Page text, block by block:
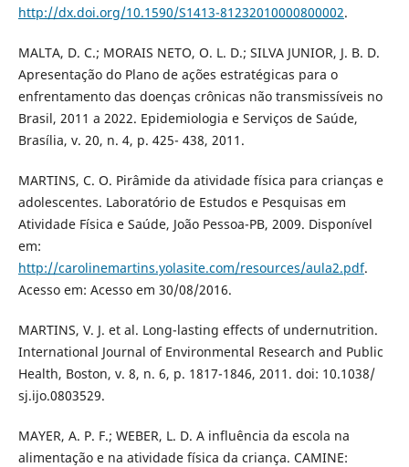
http://dx.doi.org/10.1590/S1413-81232010000800002.
MALTA, D. C.; MORAIS NETO, O. L. D.; SILVA JUNIOR, J. B. D.
Apresentação do Plano de ações estratégicas para o
enfrentamento das doenças crônicas não transmissíveis no
Brasil, 2011 a 2022. Epidemiologia e Serviços de Saúde,
Brasília, v. 20, n. 4, p. 425- 438, 2011.
MARTINS, C. O. Pirâmide da atividade física para crianças e
adolescentes. Laboratório de Estudos e Pesquisas em
Atividade Física e Saúde, João Pessoa-PB, 2009. Disponível
em:
http://carolinemartins.yolasite.com/resources/aula2.pdf.
Acesso em: Acesso em 30/08/2016.
MARTINS, V. J. et al. Long-lasting effects of undernutrition.
International Journal of Environmental Research and Public
Health, Boston, v. 8, n. 6, p. 1817-1846, 2011. doi: 10.1038/
sj.ijo.0803529.
MAYER, A. P. F.; WEBER, L. D. A influência da escola na
alimentação e na atividade física da criança. CAMINE: